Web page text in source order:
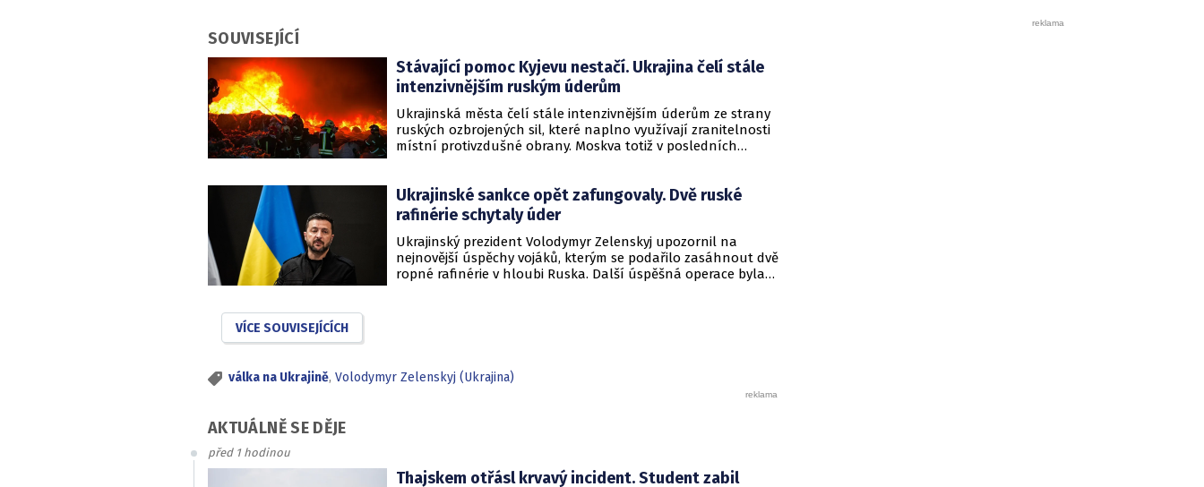
SOUVISEJÍCÍ
Stávající pomoc Kyjevu nestačí. Ukrajina čelí stále
intenzivnějším ruským úderům
Ukrajinská města čelí stále intenzivnějším úderům ze strany
ruských ozbrojených sil, které naplno využívají zranitelnosti
místní protivzdušné obrany. Moskva totiž v posledních
dokonce žádným varováním předem, což civilnímu
obyvatelstvu dává jen pramalou šanci se včas ukrýt.
Ukrajinské sankce opět zafungovaly. Dvě ruské
rafinérie schytaly úder
Ukrajinský prezident Volodymyr Zelenskyj upozornil na
nejnovější úspěchy vojáků, kterým se podařilo zasáhnout dvě
ropné rafinérie v hloubi Ruska. Další úspěšná operace byla
VÍCE SOUVISEJÍCÍCH
válka na Ukrajině, Volodymyr Zelenskyj (Ukrajina)
AKTUÁLNĚ SE DĚJE
před 1 hodinou
Thajskem otřásl krvavý incident. Student zabil